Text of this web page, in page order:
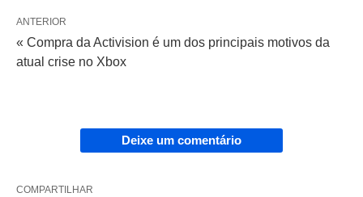
ANTERIOR
« Compra da Activision é um dos principais motivos da
atual crise no Xbox
Deixe um comentário
COMPARTILHAR